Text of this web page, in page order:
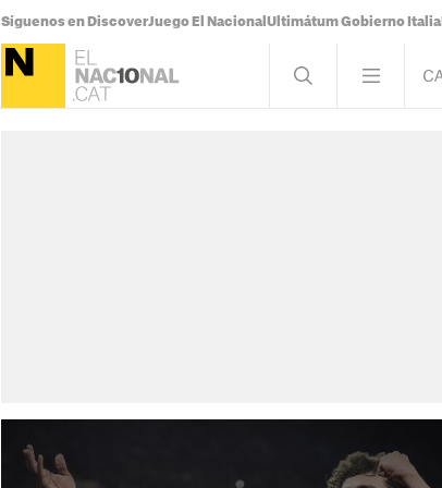
Síguenos en DiscoverJuego El Nacional Ultimátum Gobierno Italia